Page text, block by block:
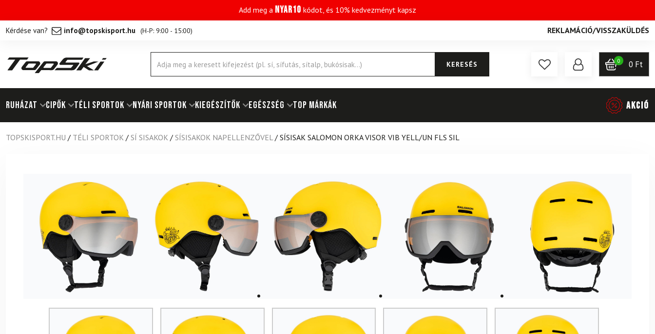
Add meg a NYAR10 kódot, és 10% kedvezményt kapsz
Kérdése van? info@topskisport.hu (H-P: 9:00 - 15:00) REKLAMÁCIÓ/VISSZAKÜLDÉS
Products
search
KERESÉS 0 0 Ft
RUHÁZAT Cipők TÉLI SPORTOK NYÁRI SPORTOK KIEGÉSZÍTŐK EGÉSZSÉG Top márkák AKCIÓ
TOPSKISPORT.HU / TÉLI SPORTOK / SÍ SISAKOK / SÍSISAKOK NAPELLENZŐVEL/ SÍSISAK SALOMON ORKA VISOR VIB YELL/UN FLS SIL